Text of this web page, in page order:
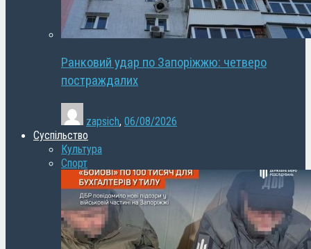
Ранковий удар по Запоріжжю: четверо
постраждалих
zapsich, 06/08/2026
Суспільство
Культура
Спорт